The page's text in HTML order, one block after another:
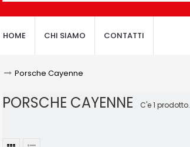
HOME CHI SIAMO CONTATTI
> Porsche Cayenne
PORSCHE CAYENNE C'e 1 prodotto.